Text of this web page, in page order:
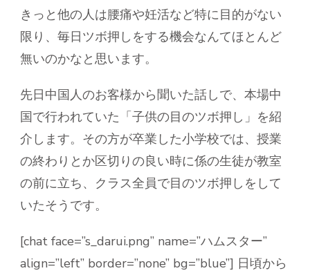
きっと他の人は腰痛や妊活など特に目的がない
限り、毎日ツボ押しをする機会なんてほとんど
無いのかなと思います。
先日中国人のお客様から聞いた話しで、本場中
国で行われていた「子供の目のツボ押し」を紹
介します。その方が卒業した小学校では、授業
の終わりとか区切りの良い時に係の生徒が教室
の前に立ち、クラス全員で目のツボ押しをして
いたそうです。
[chat face=”s_darui.png” name=”ハムスター”
align=”left” border=”none” bg=”blue”] 日頃から